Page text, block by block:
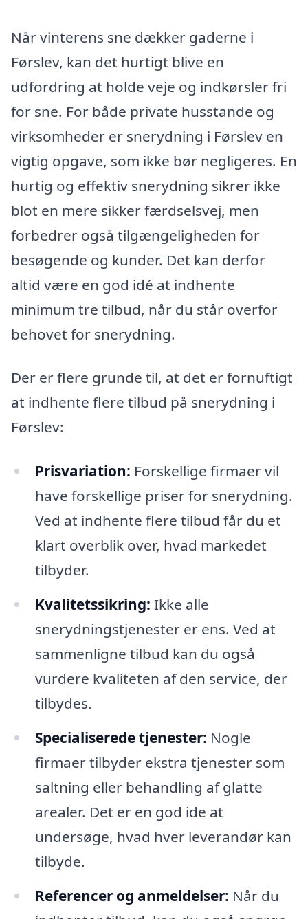
Når vinterens sne dækker gaderne i
Førslev, kan det hurtigt blive en
udfordring at holde veje og indkørsler fri
for sne. For både private husstande og
virksomheder er snerydning i Førslev en
vigtig opgave, som ikke bør negligeres. En
hurtig og effektiv snerydning sikrer ikke
blot en mere sikker færdselsvej, men
forbedrer også tilgængeligheden for
besøgende og kunder. Det kan derfor
altid være en god idé at indhente
minimum tre tilbud, når du står overfor
behovet for snerydning.
Der er flere grunde til, at det er fornuftigt
at indhente flere tilbud på snerydning i
Førslev:
Prisvariation: Forskellige firmaer vil
have forskellige priser for snerydning.
Ved at indhente flere tilbud får du et
klart overblik over, hvad markedet
tilbyder.
Kvalitetssikring: Ikke alle
snerydningstjenester er ens. Ved at
sammenligne tilbud kan du også
vurdere kvaliteten af den service, der
tilbydes.
Specialiserede tjenester: Nogle
firmaer tilbyder ekstra tjenester som
saltning eller behandling af glatte
arealer. Det er en god ide at
undersøge, hvad hver leverandør kan
tilbyde.
Referencer og anmeldelser: Når du